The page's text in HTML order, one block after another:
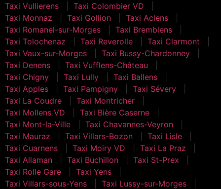
Taxi Vullierens
Taxi Colombier VD
Taxi Monnaz
Taxi Gollion
Taxi Aclens
Taxi Romanel-sur-Morges
Taxi Bremblens
Taxi Tolochenaz
Taxi Reverolle
Taxi Clarmont
Taxi Vaux-sur-Morges
Taxi Bussy-Chardonney
Taxi Denens
Taxi Vufflens-Château
Taxi Chigny
Taxi Lully
Taxi Ballens
Taxi Apples
Taxi Pampigny
Taxi Sévery
Taxi La Coudre
Taxi Montricher
Taxi Mollens VD
Taxi Bière Caserne
Taxi Mont-la-Ville
Taxi Chavannes-Veyron
Taxi Mauraz
Taxi Villars-Bozon
Taxi Lisle
Taxi Cuarnens
Taxi Moiry VD
Taxi La Praz
Taxi Allaman
Taxi Buchillon
Taxi St-Prex
Taxi Rolle Gare
Taxi Yens
Taxi Villars-sous-Yens
Taxi Lussy-sur-Morges